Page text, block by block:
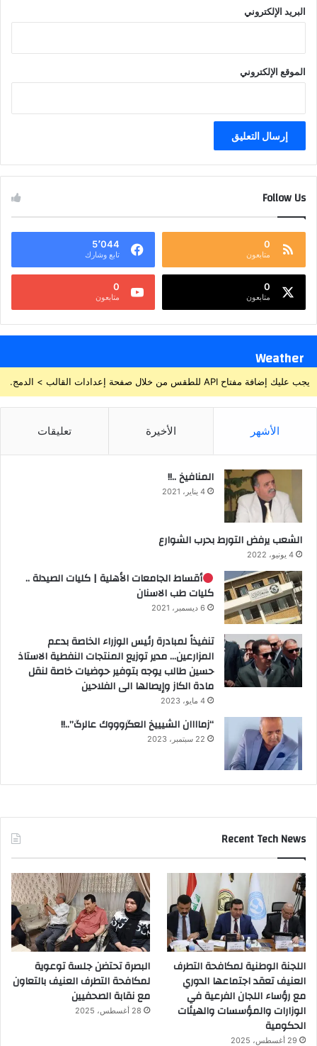
البريد الإلكتروني
الموقع الإلكتروني
Follow Us
0
متابعون
5٬044
تابع وشارك
0
متابعون
0
متابعون
Weather
يجب عليك إضافة مفتاح API للطقس من خلال صفحة إعدادات القالب > الدمج.
الأشهر الأخيرة تعليقات
المنافيخ ..!!
4 يناير، 2021
الشعب يرفض التورط بحرب الشوارع
4 يونيو، 2022
أقساط الجامعات الأهلية | كليات الصيدلة ..
كليات طب الاسنان
6 ديسمبر، 2021
تنفيذاً لمبادرة رئيس الوزراء الخاصة بدعم
المزارعين… مدير توزيع المنتجات النفطية الاستاذ
حسين طالب يوجه بتوفير حوضيات خاصة لنقل
مادة الكاز وإيصالها الى الفلاحين
4 مايو، 2023
“زماااان الشيييخ العگروووك عالرگ”..!!
22 سبتمبر، 2023
Recent Tech News
اللجنة الوطنية لمكافحة التطرف
العنيف تعقد اجتماعها الدوري
مع رؤساء اللجان الفرعية في
الوزارات والمؤسسات والهيئات
الحكومية
29 أغسطس، 2025
البصرة تحتضن جلسة توعوية
لمكافحة التطرف العنيف بالتعاون
مع نقابة الصحفيين
28 أغسطس، 2025